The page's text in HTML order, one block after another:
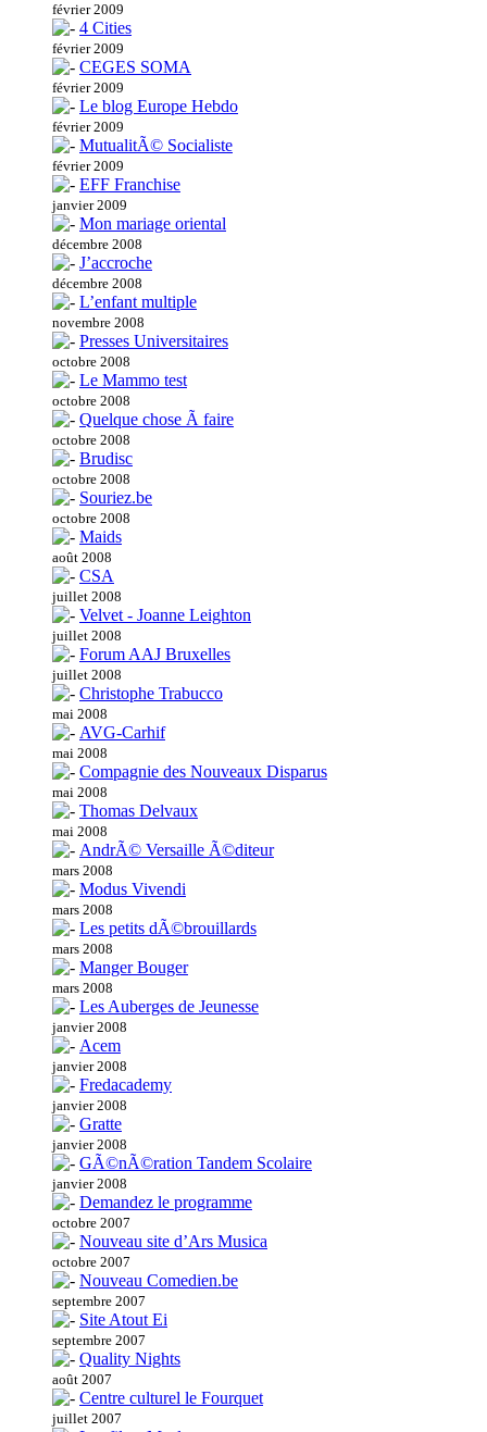
février 2009
4 Cities
février 2009
CEGES SOMA
février 2009
Le blog Europe Hebdo
février 2009
MutualitÃ© Socialiste
février 2009
EFF Franchise
janvier 2009
Mon mariage oriental
décembre 2008
J’accroche
décembre 2008
L’enfant multiple
novembre 2008
Presses Universitaires
octobre 2008
Le Mammo test
octobre 2008
Quelque chose Ã faire
octobre 2008
Brudisc
octobre 2008
Souriez.be
octobre 2008
Maids
août 2008
CSA
juillet 2008
Velvet - Joanne Leighton
juillet 2008
Forum AAJ Bruxelles
juillet 2008
Christophe Trabucco
mai 2008
AVG-Carhif
mai 2008
Compagnie des Nouveaux Disparus
mai 2008
Thomas Delvaux
mai 2008
AndrÃ© Versaille Ã©diteur
mars 2008
Modus Vivendi
mars 2008
Les petits dÃ©brouillards
mars 2008
Manger Bouger
mars 2008
Les Auberges de Jeunesse
janvier 2008
Acem
janvier 2008
Fredacademy
janvier 2008
Gratte
janvier 2008
GÃ©nÃ©ration Tandem Scolaire
janvier 2008
Demandez le programme
octobre 2007
Nouveau site d’Ars Musica
octobre 2007
Nouveau Comedien.be
septembre 2007
Site Atout Ei
septembre 2007
Quality Nights
août 2007
Centre culturel le Fourquet
juillet 2007